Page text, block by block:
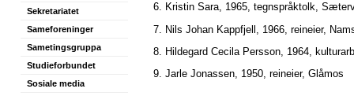
Sekretariatet
Sameforeninger
Sametingsgruppa
Studieforbundet
Sosiale media
6. Kristin Sara, 1965, tegnspråktolk,
7. Nils Johan Kappfjell, 1966, reineier,
8. Hildegard Cecila Persson, 1964,
9. Jarle Jonassen, 1950, reineier, Glåmos